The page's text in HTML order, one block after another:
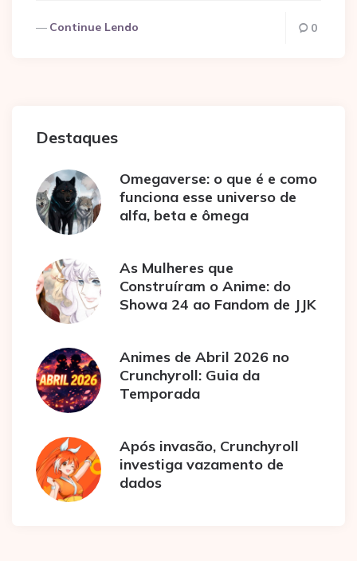
Continue Lendo 0
Destaques
Omegaverse: o que é e como
funciona esse universo de
alfa, beta e ômega
As Mulheres que
Construíram o Anime: do
Showa 24 ao Fandom de JJK
Animes de Abril 2026 no
Crunchyroll: Guia da
Temporada
Após invasão, Crunchyroll
investiga vazamento de
dados